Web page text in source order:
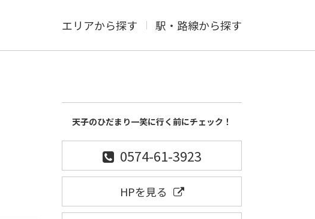
エリアから探す 駅・路線から探す
天子のひだまり一笑に行く前にチェック！
0574-61-3923
HPを見る